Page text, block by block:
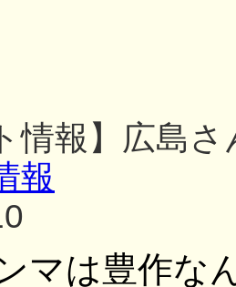
情報】広島
報
マは豊作な